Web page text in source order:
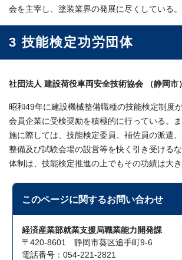
会を主宰し、塗装業界の発展に尽くしている。
3 技能検定功労団体
社団法人 建設荷役車両安全技術協会 （静岡市）
昭和49年に建設機械整備職種の技能検定制度
会員企業に受検奨励を積極的に行っている。
施に際しては、技能検定委員、補佐員の派遣
整備及び試験会場の設営等を快く引き受ける
体制は、技能検定推進の上でもその功績は大き
このページに関するお問い合わせ
経済産業部就業支援局職業能力開発課
〒420-8601 静岡市葵区追手町9-6
電話番号：054-221-2821